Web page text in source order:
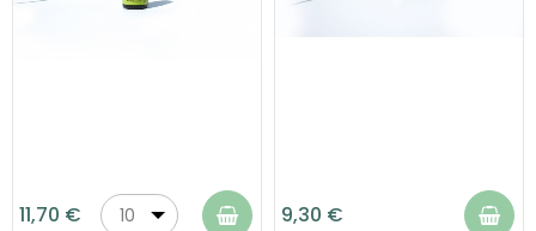
11,70 €
10
9,30 €